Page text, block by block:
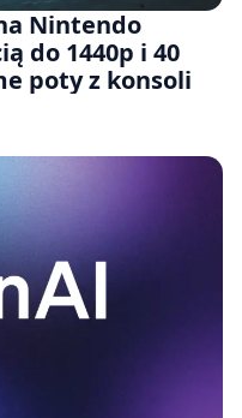
Nintendo
do 1440p i 40
poty z konsoli